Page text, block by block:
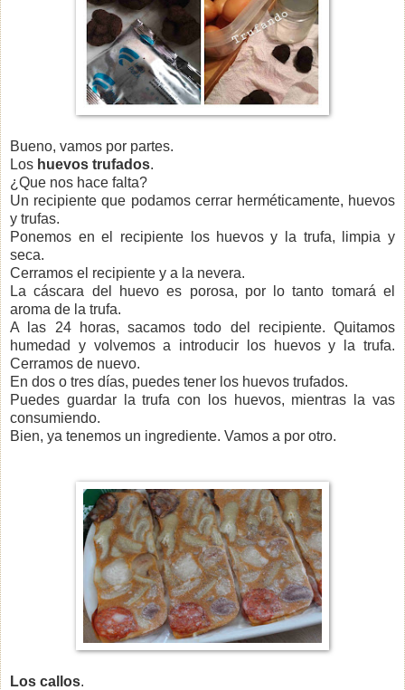
Bueno, vamos por partes.
Los huevos trufados.
¿Que nos hace falta?
Un recipiente que podamos cerrar herméticamente, huevos
y trufas.
Ponemos en el recipiente los huevos y la trufa, limpia y
seca.
Cerramos el recipiente y a la nevera.
La cáscara del huevo es porosa, por lo tanto tomará el
aroma de la trufa.
A las 24 horas, sacamos todo del recipiente. Quitamos
humedad y volvemos a introducir los huevos y la trufa.
Cerramos de nuevo.
En dos o tres días, puedes tener los huevos trufados.
Puedes guardar la trufa con los huevos, mientras la vas
consumiendo.
Bien, ya tenemos un ingrediente. Vamos a por otro.
Los callos.